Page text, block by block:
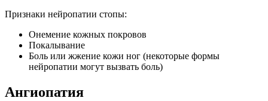
Признаки нейропатии стопы:
Онемение кожных покровов
Покалывание
Боль или жжение кожи ног (некоторые формы
нейропатии могут вызвать боль)
Ангиопатия